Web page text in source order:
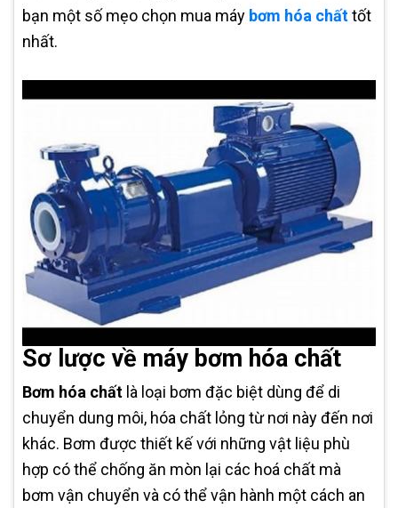
bạn một số mẹo chọn mua máy bơm hóa chấttốt
nhất.
Sơ lược về máy bơm hóa chất
Bơm hóa chất là loại bơm đặc biệt dùng để di
chuyển dung môi, hóa chất lỏng từ nơi này đến nơi
khác. Bơm được thiết kế với những vật liệu phù
hợp có thể chống ăn mòn lại các hoá chất mà
bơm vận chuyển và có thể vận hành một cách an